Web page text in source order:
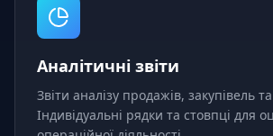
Аналітичні звіти
Звіти аналізу продажів, закупівель
Індивідуальні рядки та стовпці для